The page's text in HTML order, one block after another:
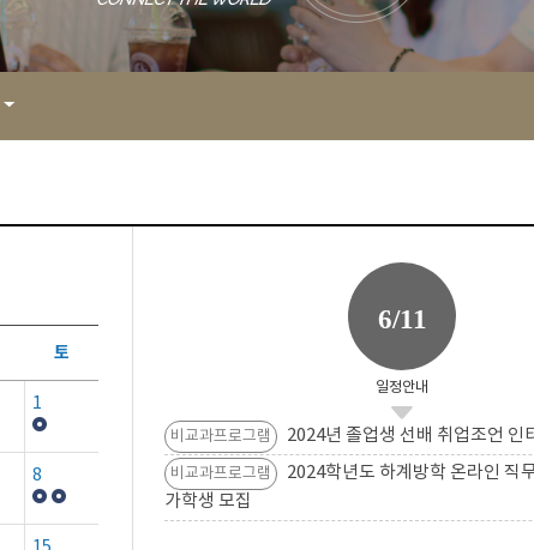
토
1
8
6/11
일정안내
비교과프로그램 2024년 졸업생 선배 취업조언 인
비교과프로그램
2024학년도 하계방학 온라인 직
가학생 모집